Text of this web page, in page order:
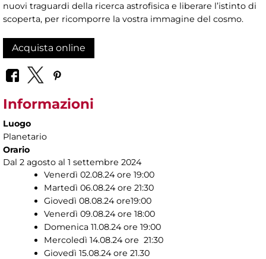
nuovi traguardi della ricerca astrofisica e liberare l’istinto di
scoperta, per ricomporre la vostra immagine del cosmo.
Acquista online
Informazioni
Luogo
Planetario
Orario
Dal 2 agosto al 1 settembre 2024
Venerdì 02.08.24 ore 19:00
Martedì 06.08.24 ore 21:30
Giovedì 08.08.24 ore19:00
Venerdì 09.08.24 ore 18:00
Domenica 11.08.24 ore 19:00
Mercoledì 14.08.24 ore 21:30
Giovedì 15.08.24 ore 21.30